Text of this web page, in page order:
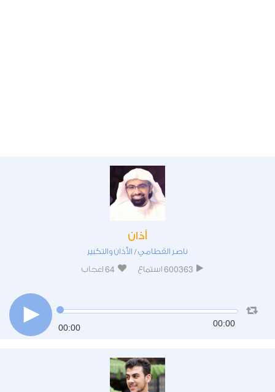
أذان
ناصر القطامي/ الأذان والتكبير
600363 استماع 64 اعجاب
00:00 00:00